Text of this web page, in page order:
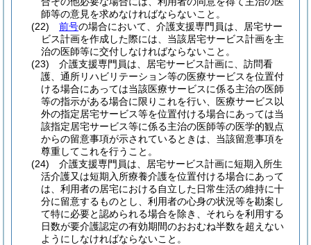
師等の意見を求めなければならないこと。
(22)
前号の場合において、介護支援専門員は、居宅サー
ビス計画を作成した際には、当該居宅サービス計画を主
治の医師等に交付しなければならないこと。
(23)
介護支援専門員は、居宅サービス計画に、訪問看
護、通所リハビリテーション等の医療サービスを位置付
ける場合にあっては当該医療サービスに係る主治の医師
等の指示がある場合に限りこれを行い、医療サービス以
外の指定居宅サービス等を位置付ける場合にあっては当
該指定居宅サービス等に係る主治の医師等の医学的観点
からの留意事項が示されているときは、当該留意事項を
尊重してこれを行うこと。
(24)
介護支援専門員は、居宅サービス計画に短期入所生
活介護又は短期入所療養介護を位置付ける場合にあって
は、利用者の居宅における自立した日常生活の維持に十
分に留意するものとし、利用者の心身の状況等を勘案し
て特に必要と認められる場合を除き、それらを利用する
日数が要介護認定の有効期間のおおむね半数を超えない
ようにしなければならないこと。